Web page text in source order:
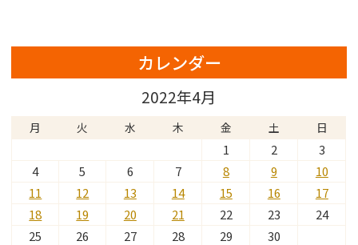
カレンダー
2022年4月
月 火 水 木 金 土 日
1 2
3
4
5 6 7 8 9
10
11
12 13 14 15 16
17
18
19 20 21 22 23
24
25
26 27 28 29 30